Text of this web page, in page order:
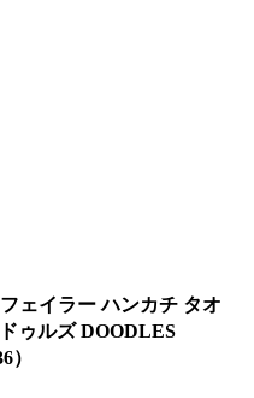
ェイラー ハンカチ タオ
ゥルズ DOODLES
）